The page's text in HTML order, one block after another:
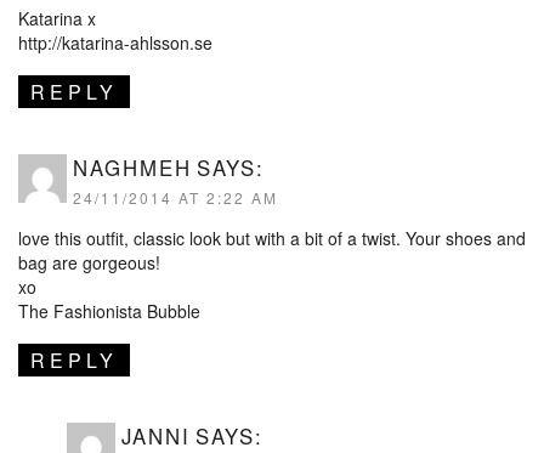
Katarina x
http://katarina-ahlsson.se
REPLY
NAGHMEH SAYS:
24/11/2014 AT 2:22 AM
love this outfit, classic look but with a bit of a twist. Your shoes and
bag are gorgeous!
xo
The Fashionista Bubble
REPLY
JANNI SAYS: